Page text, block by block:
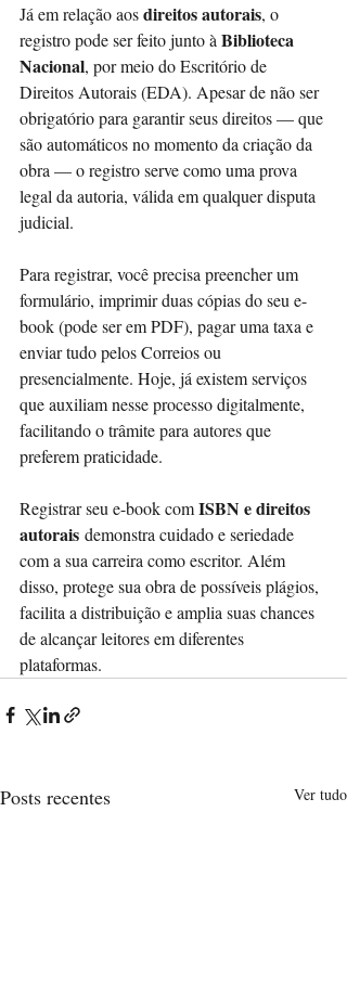
Já em relação aos direitos autorais, o
registro pode ser feito junto à Biblioteca
Nacional, por meio do Escritório de
Direitos Autorais (EDA). Apesar de não ser
obrigatório para garantir seus direitos — que
são automáticos no momento da criação da
obra — o registro serve como uma prova
legal da autoria, válida em qualquer disputa
judicial.
Para registrar, você precisa preencher um
formulário, imprimir duas cópias do seu e-
book (pode ser em PDF), pagar uma taxa e
enviar tudo pelos Correios ou
presencialmente. Hoje, já existem serviços
que auxiliam nesse processo digitalmente,
facilitando o trâmite para autores que
preferem praticidade.
Registrar seu e-book com ISBN e direitos
autorais demonstra cuidado e seriedade
com a sua carreira como escritor. Além
disso, protege sua obra de possíveis plágios,
facilita a distribuição e amplia suas chances
de alcançar leitores em diferentes
plataformas.
Posts recentes Ver tudo